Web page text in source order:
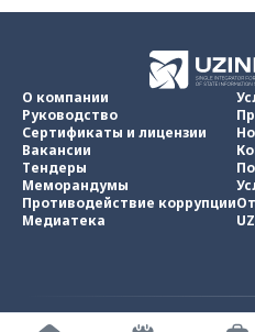
О компании
Руководство
Сертификаты и лицензии
Вакансии
Тендеры
Меморандумы
Противодействие коррупции
Медиатека
UZINFOCOM © 2002 - 2026